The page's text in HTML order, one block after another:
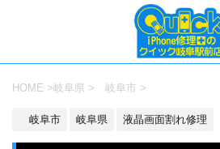
HOME >岐阜県 > 岐阜市 >
岐阜市 岐阜県 液晶画面割れ修理